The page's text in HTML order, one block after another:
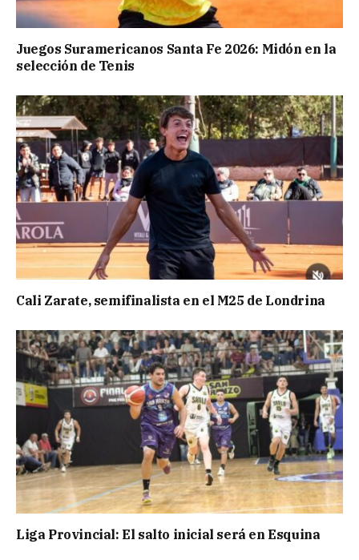
Juegos Suramericanos Santa Fe 2026: Midón en la
selección de Tenis
Cali Zarate, semifinalista en el M25 de Londrina
Liga Provincial: El salto inicial será en Esquina